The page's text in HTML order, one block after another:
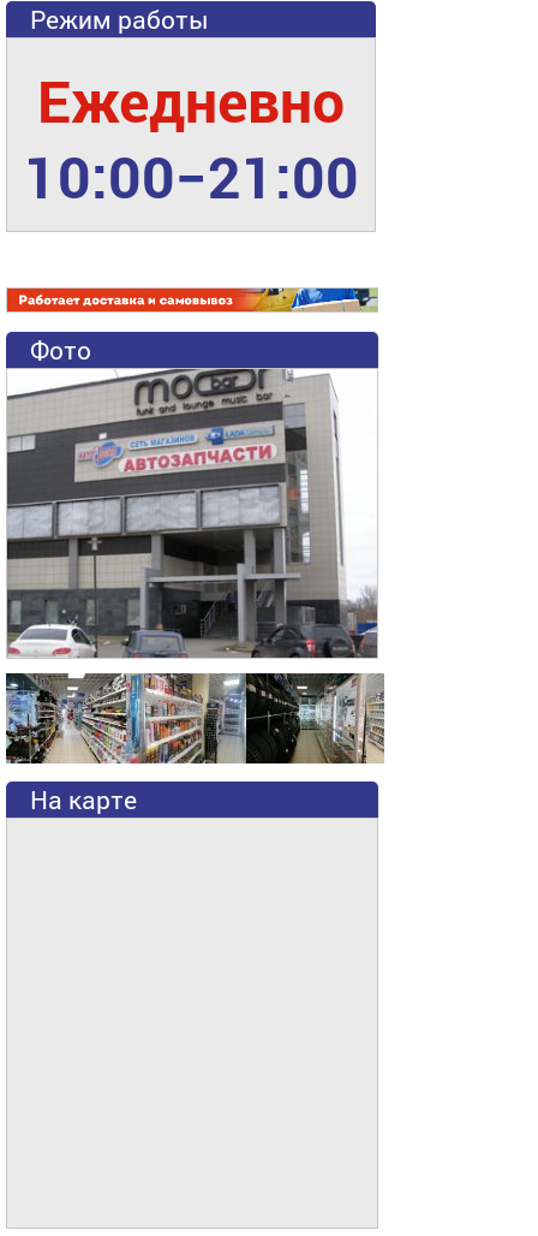
Режим работы
Ежедневно
10:00−21:00
Фото
На карте